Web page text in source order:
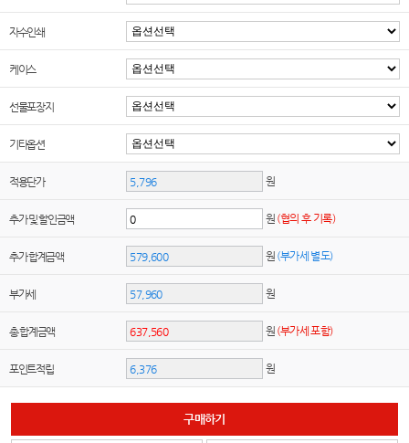
자수인쇄
케이스
선물포장지
기타옵션
적용단가 원
추가 및 할인금액 원 (협의 후 기록)
추가 합계금액 원 (부가세 별도)
부가세 원
총 합계금액 원 (부가세 포함)
포인트적립 원
구매하기